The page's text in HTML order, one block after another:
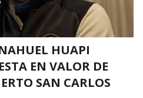
HUAPI
EN VALOR DE
SAN CARLOS